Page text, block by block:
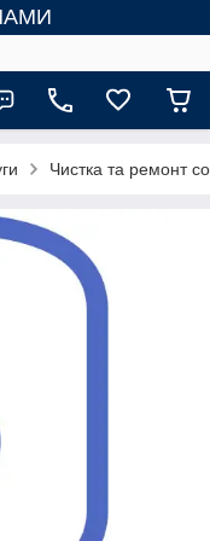
Чистка та ремонт